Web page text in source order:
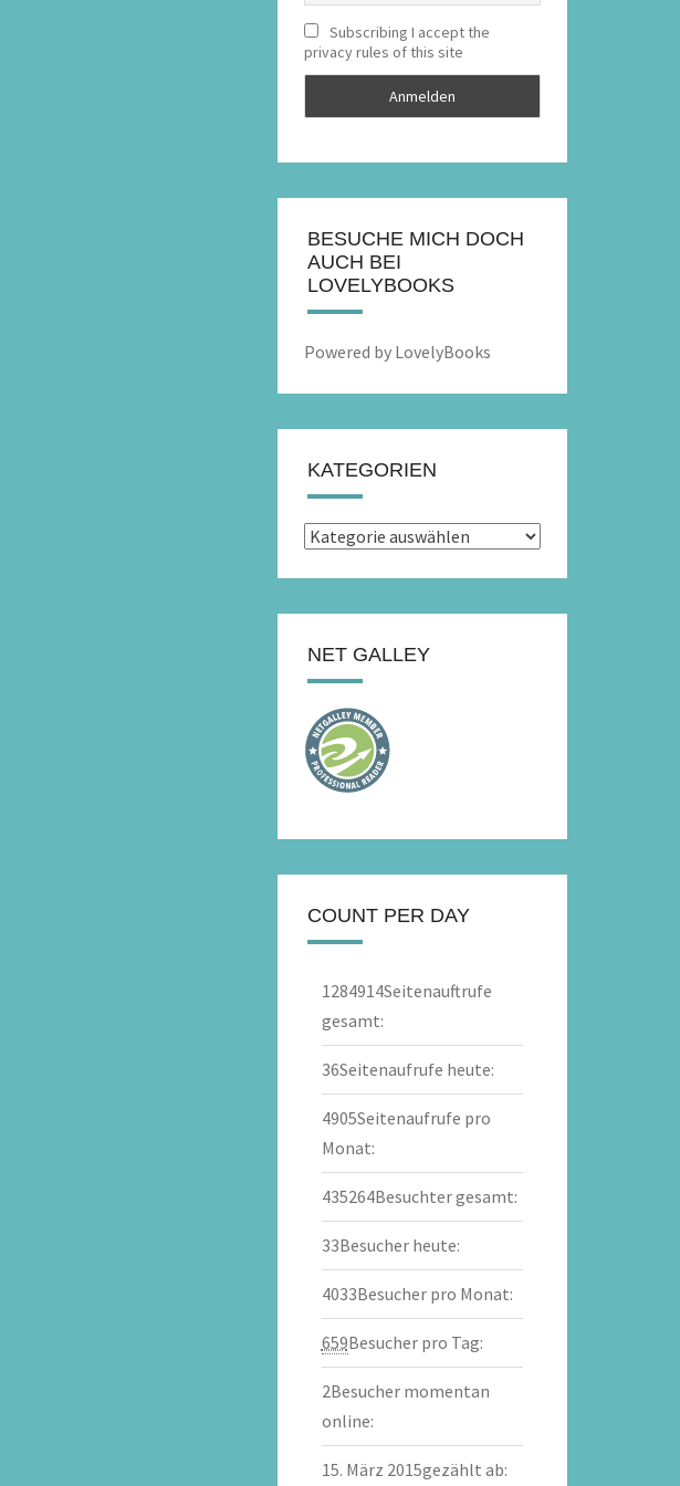
Subscribing I accept the
privacy rules of this site
BESUCHE MICH DOCH
AUCH BEI
LOVELYBOOKS
Powered by LovelyBooks
KATEGORIEN
Kategorien
NET GALLEY
COUNT PER DAY
1284914Seitenauftrufe
gesamt:
36Seitenaufrufe heute:
4905Seitenaufrufe pro
Monat:
435264Besuchter gesamt:
33Besucher heute:
4033Besucher pro Monat:
659Besucher pro Tag:
2Besucher momentan
online:
15. März 2015gezählt ab: